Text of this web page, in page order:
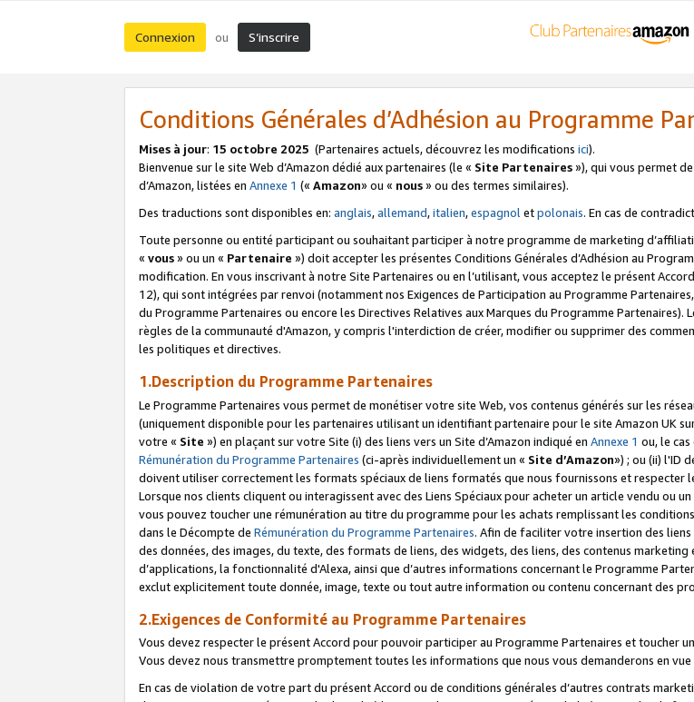
Connexion ou S’inscrire
Conditions Générales d’Adhésion au Programme
Mises à jour: 15 octobre 2025 (Partenaires actuels, découvrez les modifications ici).
Bienvenue sur le site Web d’Amazon dédié aux partenaires (le « Site Partenaires»), qui vous permet
d’Amazon, listées en Annexe 1 (« Amazon» ou « nous» ou des termes similaires).
Des traductions sont disponibles en: anglais,allemand,italien,espagnoletpolonais. En cas de
Toute personne ou entité participant ou souhaitant participer à notre programme de marketing
« vous» ou un « Partenaire ») doit accepter les présentes Conditions Générales d’Adhésion au
modification. En vous inscrivant à notre Site Partenaires ou en l’utilisant, vous acceptez le présent
12), qui sont intégrées par renvoi (notamment nos Exigences de Participation au Programme
du Programme Partenaires ou encore les Directives Relatives aux Marques du Programme
règles de la communauté d'Amazon, y compris l'interdiction de créer, modifier ou supprimer des
les politiques et directives.
1.Description du Programme Partenaires
Le Programme Partenaires vous permet de monétiser votre site Web, vos contenus générés sur les
(uniquement disponible pour les partenaires utilisant un identifiant partenaire pour le site Amazon UK
votre « Site ») en plaçant sur votre Site (i) des liens vers un Site d’Amazon indiqué en Annexe 1 ou, le
Rémunération du Programme Partenaires (ci-après individuellement un « Site d’Amazon») ; ou (ii) l'ID
doivent utiliser correctement les formats spéciaux de liens formatés que nous fournissons et respecter
Lorsque nos clients cliquent ou interagissent avec des Liens Spéciaux pour acheter un article vendu ou
vous pouvez toucher une rémunération au titre du programme pour les achats remplissant les
dans le Décompte de Rémunération du Programme Partenaires. Afin de faciliter votre insertion des
des données, des images, du texte, des formats de liens, des widgets, des liens, des contenus
d’applications, la fonctionnalité d'Alexa, ainsi que d’autres informations concernant le Programme
exclut explicitement toute donnée, image, texte ou tout autre information ou contenu concernant des
2.Exigences de Conformité au Programme Partenaires
Vous devez respecter le présent Accord pour pouvoir participer au Programme Partenaires et toucher
Vous devez nous transmettre promptement toutes les informations que nous vous demanderons en
En cas de violation de votre part du présent Accord ou de conditions générales d’autres contrats